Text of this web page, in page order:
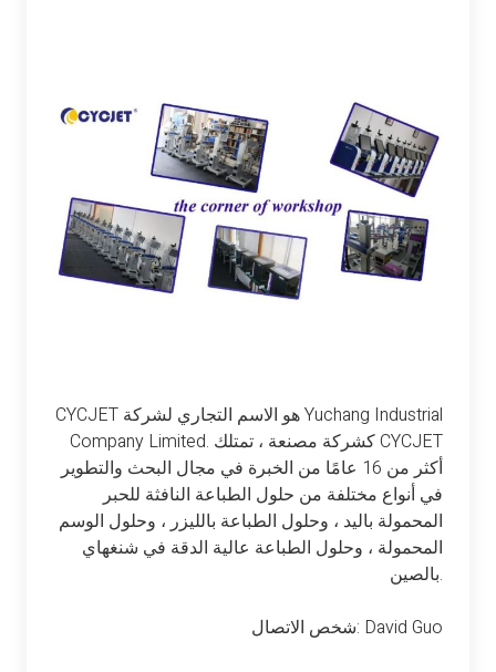
CYCJET هو الاسم التجاري لشركة Yuchang Industrial
Company Limited. كشركة مصنعة ، تمتلك CYCJET
أكثر من 16 عامًا من الخبرة في مجال البحث والتطوير
في أنواع مختلفة من حلول الطباعة النافثة للحبر
المحمولة باليد ، وحلول الطباعة بالليزر ، وحلول الوسم
المحمولة ، وحلول الطباعة عالية الدقة في شنغهاي
بالصين.
شخص الاتصال: David Guo